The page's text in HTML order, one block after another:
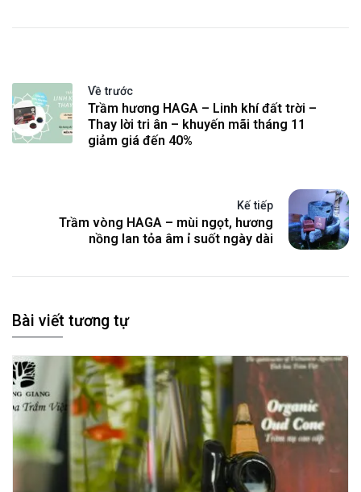
Về trước
Trầm hương HAGA – Linh khí đất trời –
Thay lời tri ân – khuyến mãi tháng 11
giảm giá đến 40%
Kế tiếp
Trầm vòng HAGA – mùi ngọt, hương
nồng lan tỏa âm ỉ suốt ngày dài
Bài viết tương tự